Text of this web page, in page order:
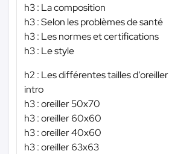
h3 : La composition
h3 : Selon les problèmes de santé
h3 : Les normes et certifications
h3 : Le style
h2 : Les différentes tailles d’oreiller
intro
h3 : oreiller 50x70
h3 : oreiller 60x60
h3 : oreiller 40x60
h3 : oreiller 63x63